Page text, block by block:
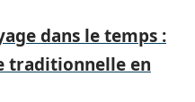
dans le temps :
traditionnelle en